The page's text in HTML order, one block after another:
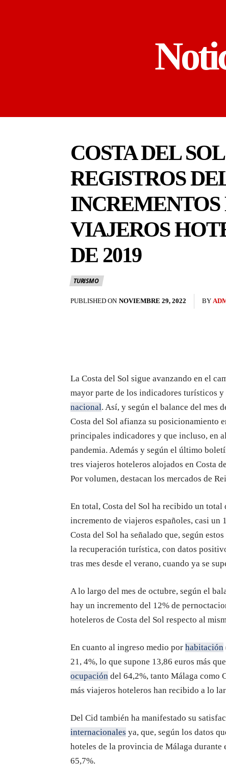
COSTA DEL
REGISTROS
INCREMENTOS
VIAJEROS
DE 2019
TURISMO
PUBLISHED ON NOVIEMBRE 29, 2022 BY
La Costa del Sol sigue avanzando en el
mayor parte de los indicadores turísticos
nacional. Así, y según el balance del mes
Costa del Sol afianza su posicionamiento
principales indicadores y que incluso, en
pandemia. Además y según el último
tres viajeros hoteleros alojados en Costa
Por volumen, destacan los mercados de
En total, Costa del Sol ha recibido un
incremento de viajeros españoles, casi un
Costa del Sol ha señalado que, según
la recuperación turística, con datos
tras mes desde el verano, cuando ya se
A lo largo del mes de octubre, según el
hay un incremento del 12% de
hoteleros de Costa del Sol respecto al
En cuanto al ingreso medio por habitación
21, 4%, lo que supone 13,86 euros más
ocupación del 64,2%, tanto Málaga como
más viajeros hoteleros han recibido a lo
Del Cid también ha manifestado su
internacionales ya, que, según los datos
hoteles de la provincia de Málaga durante
65,7%.